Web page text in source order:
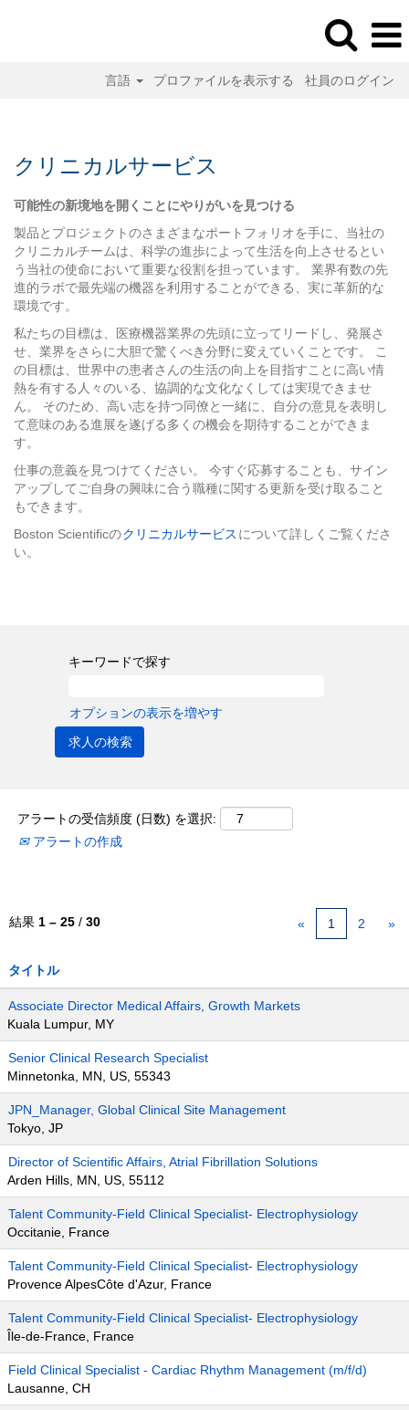
言語 プロファイルを表示する 社員のログイン
サ
ー
ビ
ス
クリニカルサービス
可能性の新境地を開くことにやりがいを見つける
製品とプロジェクトのさまざまなポートフォリオを手に、当社の
クリニカルチームは、科学の進歩によって生活を向上させるとい
う当社の使命において重要な役割を担っています。 業界有数の先
進的ラボで最先端の機器を利用することができる、実に革新的な
環境です。
私たちの目標は、医療機器業界の先頭に立ってリードし、発展さ
せ、業界をさらに大胆で驚くべき分野に変えていくことです。 こ
の目標は、世界中の患者さんの生活の向上を目指すことに高い情
熱を有する人々のいる、協調的な文化なくしては実現できませ
ん。 そのため、高い志を持つ同僚と一緒に、自分の意見を表明し
て意味のある進展を遂げる多くの機会を期待することができま
す。
仕事の意義を見つけてください。 今すぐ応募することも、サイン
アップしてご自身の興味に合う職種に関する更新を受け取ること
もできます。
Boston Scientificのクリニカルサービス について詳しくご覧くださ
い。
キーワードで探す
オプションの表示を増やす
アラートの受信頻度 (日数) を選択:
アラートの作成
結果 1 – 25 / 30 « 1 2 »
タイトル
Associate Director Medical Affairs, Growth Markets
Kuala Lumpur, MY
Senior Clinical Research Specialist
Minnetonka, MN, US, 55343
JPN_Manager, Global Clinical Site Management
Tokyo, JP
Director of Scientific Affairs, Atrial Fibrillation Solutions
Arden Hills, MN, US, 55112
Talent Community-Field Clinical Specialist- Electrophysiology
Occitanie, France
Talent Community-Field Clinical Specialist- Electrophysiology
Provence AlpesCôte d'Azur, France
Talent Community-Field Clinical Specialist- Electrophysiology
Île-de-France, France
Field Clinical Specialist - Cardiac Rhythm Management (m/f/d)
Lausanne, CH